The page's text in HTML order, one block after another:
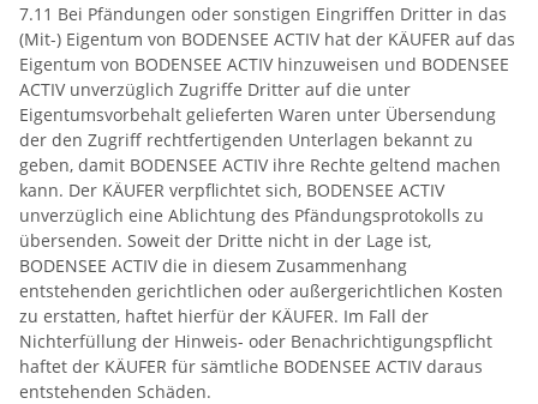
7.11 Bei Pfändungen oder sonstigen Eingriffen Dritter in das
(Mit-) Eigentum von BODENSEE ACTIV hat der KÄUFER auf das
Eigentum von BODENSEE ACTIV hinzuweisen und BODENSEE
ACTIV unverzüglich Zugriffe Dritter auf die unter
Eigentumsvorbehalt gelieferten Waren unter Übersendung
der den Zugriff rechtfertigenden Unterlagen bekannt zu
geben, damit BODENSEE ACTIV ihre Rechte geltend machen
kann. Der KÄUFER verpflichtet sich, BODENSEE ACTIV
unverzüglich eine Ablichtung des Pfändungsprotokolls zu
übersenden. Soweit der Dritte nicht in der Lage ist,
BODENSEE ACTIV die in diesem Zusammenhang
entstehenden gerichtlichen oder außergerichtlichen Kosten
zu erstatten, haftet hierfür der KÄUFER. Im Fall der
Nichterfüllung der Hinweis- oder Benachrichtigungspflicht
haftet der KÄUFER für sämtliche BODENSEE ACTIV daraus
entstehenden Schäden.